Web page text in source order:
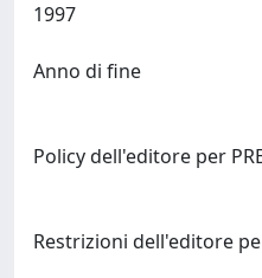
Anno di fine
Policy dell'editore per
Restrizioni dell'editore